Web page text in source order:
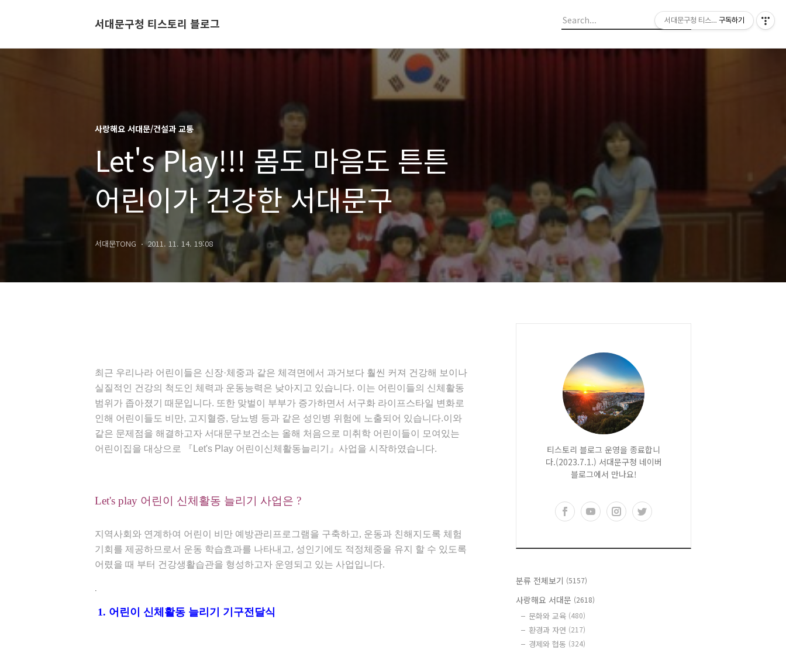
서대문구청 티스토리 블로그
사랑해요 서대문/건설과 교통
Let's Play!!! 몸도 마음도 튼튼
어린이가 건강한 서대문구
서대문TONG 2011. 11. 14. 19:08
최근 우리나라 어린이들은 신장·체중과 같은 체격면에서 과거보다 훨씬 커져 건강해 보이나
실질적인 건강의 척도인 체력과 운동능력은 낮아지고 있습니다. 이는 어린이들의 신체활동
범위가 좁아졌기 때문입니다. 또한 맞벌이 부부가 증가하면서 서구화 라이프스타일 변화로
인해 어린이들도 비만, 고지혈증, 당뇨병 등과 같은 성인병 위험에 노출되어 있습니다.이와
같은 문제점을 해결하고자 서대문구보건소는 올해 처음으로 미취학 어린이들이 모여있는
어린이집을 대상으로 『Let's Play 어린이신체활동늘리기』사업을 시작하였습니다.
Let's play 어린이 신체활동 늘리기 사업은 ?
지역사회와 연계하여 어린이 비만 예방관리프로그램을 구축하고, 운동과 친해지도록 체험
기회를 제공하므로서 운동 학습효과를 나타내고, 성인기에도 적정체중을 유지 할 수 있도록
어렸을 때 부터 건강생활습관을 형성하고자 운영되고 있는 사업입니다.
.
1. 어린이 신체활동 늘리기 기구전달식
티스토리 블로그 운영을 종료합니
다.(2023.7.1.) 서대문구청 네이버
블로그에서 만나요!
분류 전체보기 (5157)
사랑해요 서대문 (2618)
문화와 교육 (480)
환경과 자연 (217)
경제와 협동 (324)
서대문구청 티스토리 블로그
구독하기